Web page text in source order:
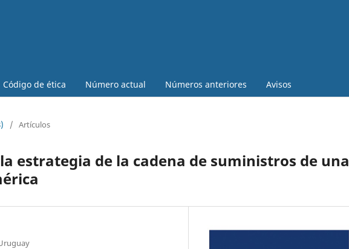
Código de ética Número actual Números anteriores Avisos
/ Artículos
estrategia de la cadena de suministros de una